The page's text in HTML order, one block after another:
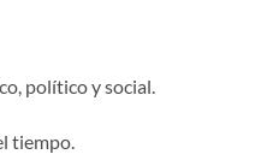
político y social.
tiempo.